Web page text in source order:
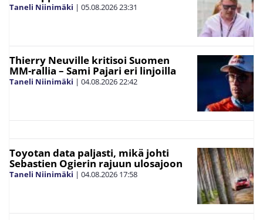
Taneli Niinimäki | 05.08.202623:31
Thierry Neuville kritisoi Suomen
MM-rallia – Sami Pajari eri linjoilla
Taneli Niinimäki | 04.08.202622:42
Toyotan data paljasti, mikä johti
Sebastien Ogierin rajuun ulosajoon
Taneli Niinimäki | 04.08.2026 17:58